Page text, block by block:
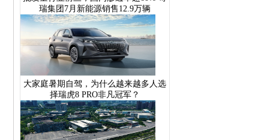
瑞集团7月新能源销售12.9万辆
大家庭暑期自驾，为什么越来越多人选
择瑞虎8 PRO非凡冠军？